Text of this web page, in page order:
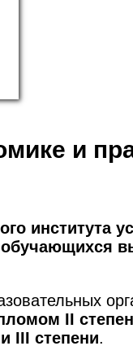
и
института
II
III степени.